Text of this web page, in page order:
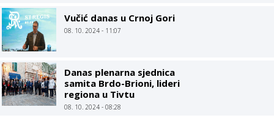
Vučić danas u Crnoj Gori
08. 10. 2024 - 11:07
Danas plenarna sjednica
samita Brdo-Brioni, lideri
regiona u Tivtu
08. 10. 2024 - 08:28